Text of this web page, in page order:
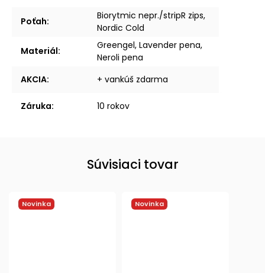
Poťah:
Biorytmic nepr./stripR zips,
Nordic Cold
Materiál:
Greengel, Lavender pena,
Neroli pena
AKCIA: + vankúš zdarma
Záruka: 10 rokov
Súvisiaci tovar
Novinka Novinka